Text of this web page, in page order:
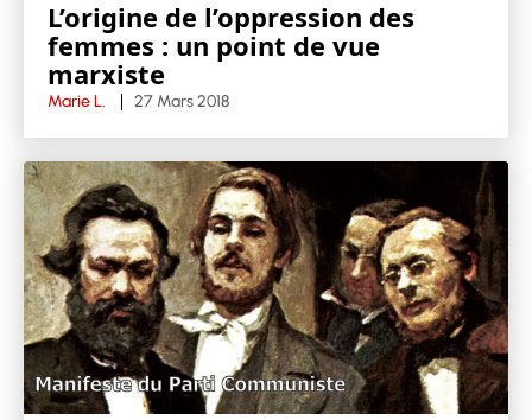
L’origine de l’oppression des
femmes : un point de vue
marxiste
Marie L. 27 Mars 2018